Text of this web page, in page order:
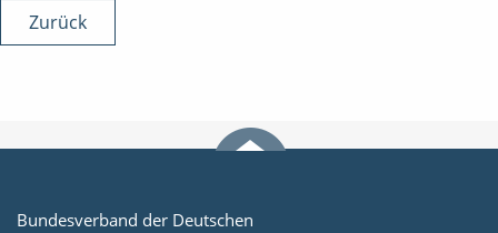
Zurück
Bundesverband der Deutschen